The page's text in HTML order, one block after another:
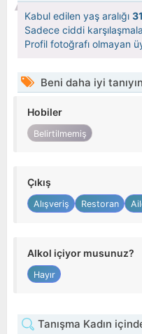
Kabul edilen yaş aralığı
Sadece ciddi
Profil fotoğrafı olmayan
Beni daha iyi tanıyın
Hobiler
Belirtilmemiş
Çıkış
Alışveriş Restoran
Alkol içiyor musunuz?
Hayır
Tanışma Kadın